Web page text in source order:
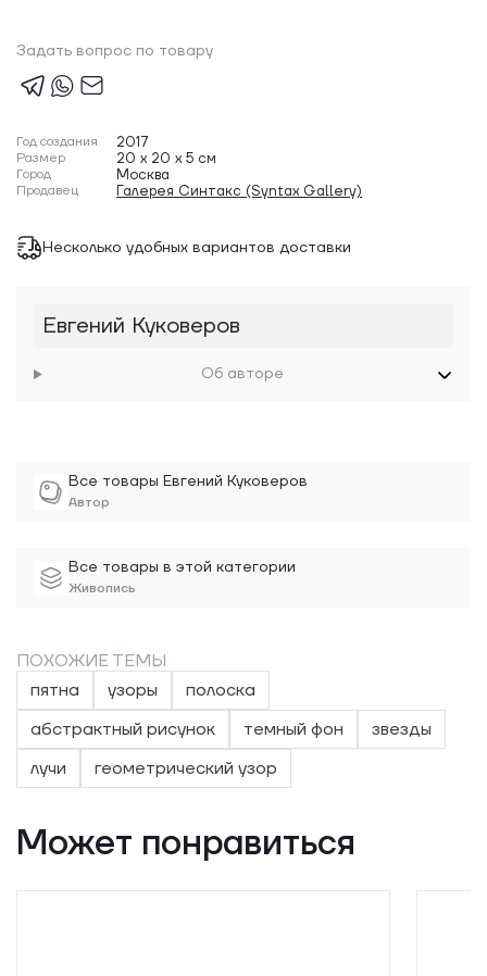
Задать вопрос по товару
Год создания 2017
Размер 20 x 20 x 5 см
Город Москва
Продавец Галерея Синтакс (Syntax Gallery)
Несколько удобных вариантов доставки
Все товары Евгений Куковеров
Автор
Все товары в этой категории
Живопись
Евгений Куковеров
Об авторе
ПОХОЖИЕ ТЕМЫ
пятна
узоры
полоска
абстрактный рисунок
темный фон
звезды
лучи
геометрический узор
Может понравиться